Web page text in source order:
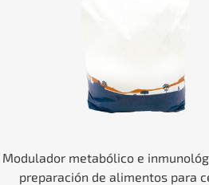
Modulador metabólico e
preparación de alimentos para